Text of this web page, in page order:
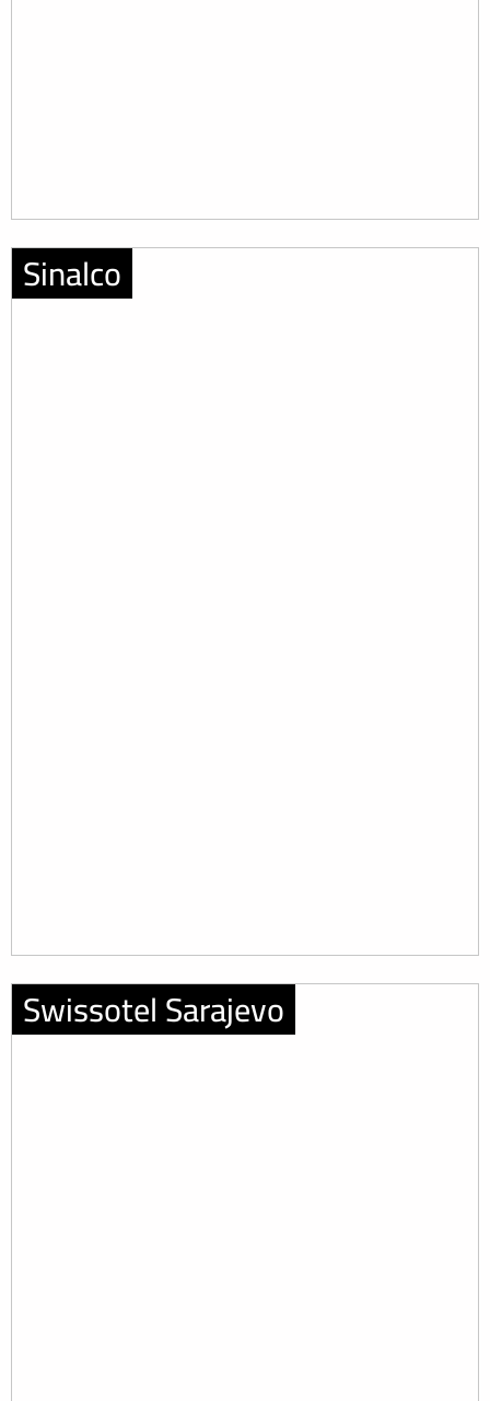
Sinalco
Swissotel Sarajevo